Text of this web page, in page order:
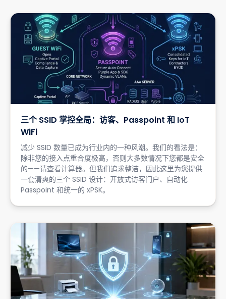
三个 SSID 掌控全局：访客、Passpoint 和 IoT
WiFi
减少 SSID 数量已成为行业内的一种风潮。我们的看法是：
除非您的接入点重合度极高，否则大多数情况下您都是安全
的——请查看计算器。但我们追求整洁，因此这里为您提供
一套清爽的三个 SSID 设计：开放式访客门户、自动化
Passpoint 和统一的 xPSK。